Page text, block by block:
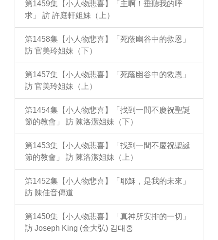
第1459集【小人物悲喜】「主啊！垂聽我的呼
求」 訪 許庭軒姐妹（上）
第1458集【小人物悲喜】「死蔭幽谷中的救恩」
訪 官美玲姐妹（下）
第1457集【小人物悲喜】「死蔭幽谷中的救恩」
訪 官美玲姐妹（上）
第1454集【小人物悲喜】「找到一間不慶祝聖誕
節的教會」 訪 陳洛潔姐妹（下）
第1453集【小人物悲喜】「找到一間不慶祝聖誕
節的教會」 訪 陳洛潔姐妹（上）
第1452集【小人物悲喜】「耶穌，是我的未來」
訪 陳佳音傳道
第1450集【小人物悲喜】「真神所安排的一切」
訪 Joseph King (金大弘) 김대홍